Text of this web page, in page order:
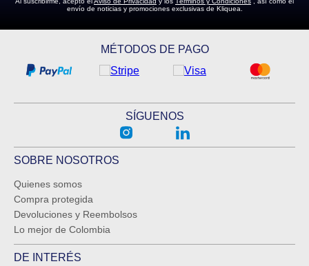
envío de noticias y promociones exclusivas de Kliquea.
MÉTODOS DE PAGO
SÍGUENOS
SOBRE NOSOTROS
Quienes somos
Compra protegida
Devoluciones y Reembolsos
Lo mejor de Colombia
DE INTERÉS